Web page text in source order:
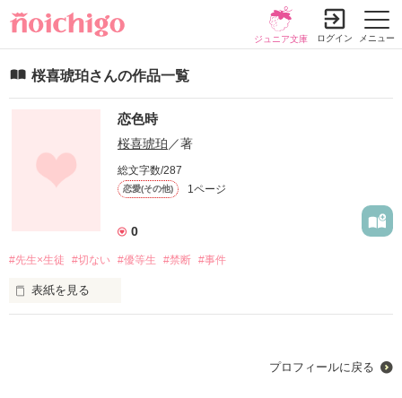
メニュー
ジュニア文庫 ログイン
桜喜琥珀さんの作品一覧
恋色時
桜喜琥珀 ／著
総文字数/287
恋愛(その他) 1ページ
0
#先生×生徒 #切ない #優等生 #禁断 #事件
表紙を見る
プロフィールに戻る